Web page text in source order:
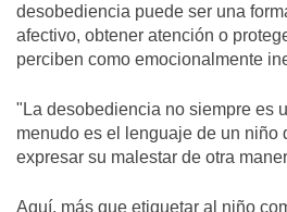
desobediencia puede ser una
afectivo, obtener atención o
perciben como emocionalmente
"La desobediencia no siempre es
menudo es el lenguaje de un niño
expresar su malestar de otra
Aquí, más que etiquetar al niño